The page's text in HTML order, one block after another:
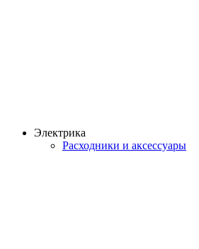
Электрика
Расходники и аксессуары